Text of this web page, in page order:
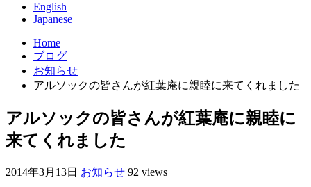
English
Japanese
Home
ブログ
お知らせ
アルソックの皆さんが紅葉庵に親睦に来てくれました
アルソックの皆さんが紅葉庵に親睦に
来てくれました
2014年3月13日 お知らせ 92 views